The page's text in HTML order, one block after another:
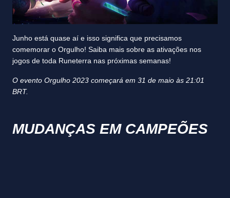
Junho está quase aí e isso significa que precisamos
comemorar o Orgulho! Saiba mais sobre as ativações nos
jogos de toda Runeterra nas próximas semanas!
O evento Orgulho 2023 começará em 31 de maio às 21:01
BRT.
MUDANÇAS EM CAMPEÕES